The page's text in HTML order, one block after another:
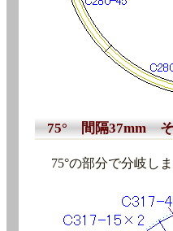
75° 間隔37mm
75°の部分で分岐し